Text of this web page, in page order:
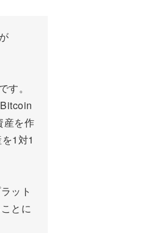
が
。
産を作
1対1
ット
とに